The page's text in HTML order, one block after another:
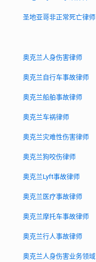
圣地亚哥非正常死亡律师
奥克兰人身伤害律师
奥克兰自行车事故律师
奥克兰船舶事故律师
奥克兰车祸律师
奥克兰灾难性伤害律师
奥克兰狗咬伤律师
奥克兰Lyft事故律师
奥克兰医疗事故律师
奥克兰摩托车事故律师
奥克兰行人事故律师
奥克兰人身伤害业务领域